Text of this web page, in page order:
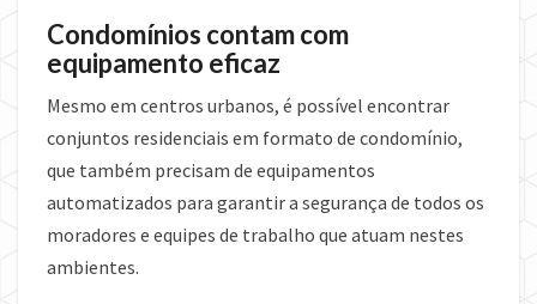
Condomínios contam com
equipamento eficaz
Mesmo em centros urbanos, é possível encontrar
conjuntos residenciais em formato de condomínio,
que também precisam de equipamentos
automatizados para garantir a segurança de todos os
moradores e equipes de trabalho que atuam nestes
ambientes.